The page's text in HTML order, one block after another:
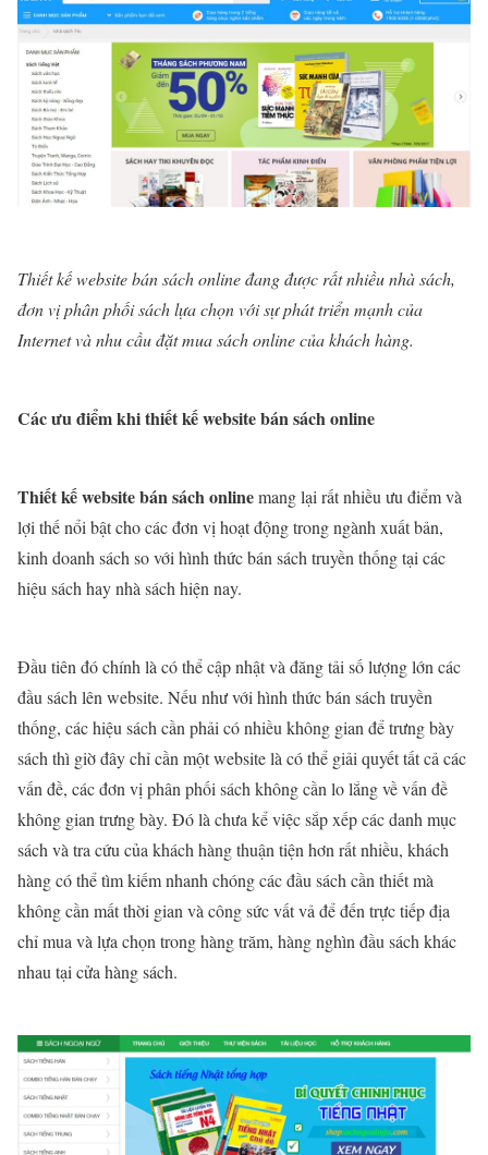
Thiết kế website bán sách online đang được rất nhiều nhà sách,
đơn vị phân phối sách lựa chọn với sự phát triển mạnh của
Internet và nhu cầu đặt mua sách online của khách hàng.
Các ưu điểm khi thiết kế website bán sách online
Thiết kế website bán sách onlinemang lại rất nhiều ưu điểm và
lợi thế nổi bật cho các đơn vị hoạt động trong ngành xuất bản,
kinh doanh sách so với hình thức bán sách truyền thống tại các
hiệu sách hay nhà sách hiện nay.
Đầu tiên đó chính là có thể cập nhật và đăng tải số lượng lớn các
đầu sách lên website. Nếu như với hình thức bán sách truyền
thống, các hiệu sách cần phải có nhiều không gian để trưng bày
sách thì giờ đây chỉ cần một website là có thể giải quyết tất cả các
vấn đề, các đơn vị phân phối sách không cần lo lắng về vấn đề
không gian trưng bày. Đó là chưa kể việc sắp xếp các danh mục
sách và tra cứu của khách hàng thuận tiện hơn rất nhiều, khách
hàng có thể tìm kiếm nhanh chóng các đầu sách cần thiết mà
không cần mất thời gian và công sức vất vả để đến trực tiếp địa
chỉ mua và lựa chọn trong hàng trăm, hàng nghìn đầu sách khác
nhau tại cửa hàng sách.